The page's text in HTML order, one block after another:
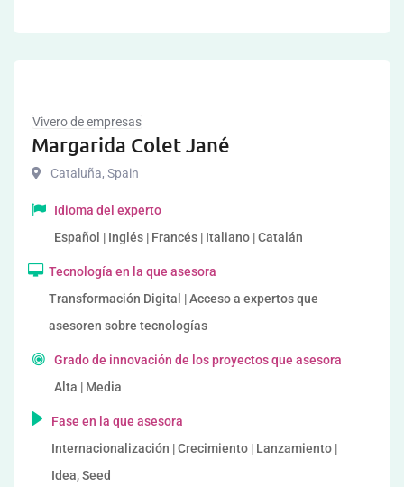
Vivero de empresas
Margarida Colet Jané
Cataluña, Spain
Idioma del experto
Español | Inglés | Francés | Italiano | Catalán
Tecnología en la que asesora
Transformación Digital | Acceso a expertos que
asesoren sobre tecnologías
Grado de innovación de los proyectos que asesora
Alta | Media
Fase en la que asesora
Internacionalización | Crecimiento | Lanzamiento |
Idea, Seed